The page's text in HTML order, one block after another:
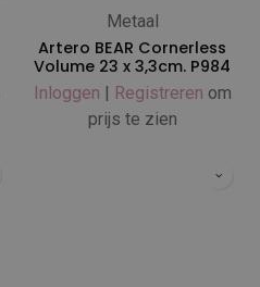
Metaal
Artero BEAR Cornerless
Volume 23 x 3,3cm. P984
Inloggen | Registreren om
prijs te zien